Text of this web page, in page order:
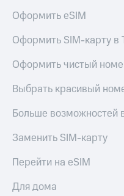
Оформить eSIM
Оформить SIM-карту в
Оформить чистый
Выбрать красивый
Больше возможностей
Заменить SIM-карту
Перейти на eSIM
Для дома